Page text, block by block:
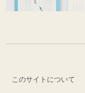
このサイトについて